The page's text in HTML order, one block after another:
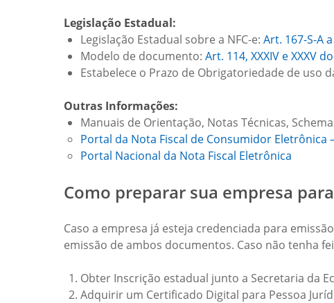
Legislação Estadual:
Legislação Estadual sobre a NFC-e: Art. 167-S-A
Modelo de documento: Art. 114, XXXIV e XXXV
Estabelece o Prazo de Obrigatoriedade de uso
Outras Informações:
Manuais de Orientação, Notas Técnicas,
Portal da Nota Fiscal de Consumidor Eletrônica –
Portal Nacional da Nota Fiscal Eletrônica
Como preparar sua empresa
Caso a empresa já esteja credenciada para
emissão de ambos documentos. Caso não tenha
Obter Inscrição estadual junto a Secretaria da
Adquirir um Certificado Digital para Pessoa